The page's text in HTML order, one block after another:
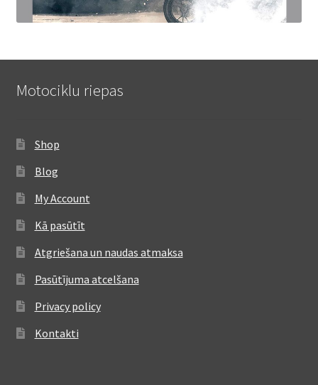
Motociklu riepas
Shop
Blog
My Account
Kā pasūtīt
Atgriešana un naudas atmaksa
Pasūtījuma atcelšana
Privacy policy
Kontakti